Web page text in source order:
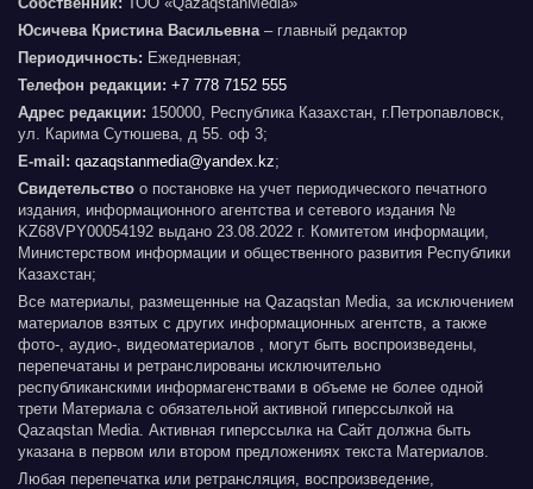
Юсичева Кристина Васильевна – главный редактор
Периодичность: Ежедневная;
Телефон редакции: +7 778 7152 555
Адрес редакции: 150000, Республика Казахстан, г.Петропавловск,
ул. Карима Сутюшева, д 55. оф 3;
E-mail: qazaqstanmedia@yandex.kz;
Свидетельство о постановке на учет периодического печатного
издания, информационного агентства и сетевого издания №
KZ68VPY00054192 выдано 23.08.2022 г. Комитетом информации,
Министерством информации и общественного развития Республики
Казахстан;
Все материалы, размещенные на Qazaqstan Media, за исключением
материалов взятых с других информационных агентств, а также
фото-, аудио-, видеоматериалов , могут быть воспроизведены,
перепечатаны и ретранслированы исключительно
республиканскими информагенствами в объеме не более одной
трети Материала с обязательной активной гиперссылкой на
Qazaqstan Media. Активная гиперссылка на Сайт должна быть
указана в первом или втором предложениях текста Материалов.
Любая перепечатка или ретрансляция, воспроизведение,